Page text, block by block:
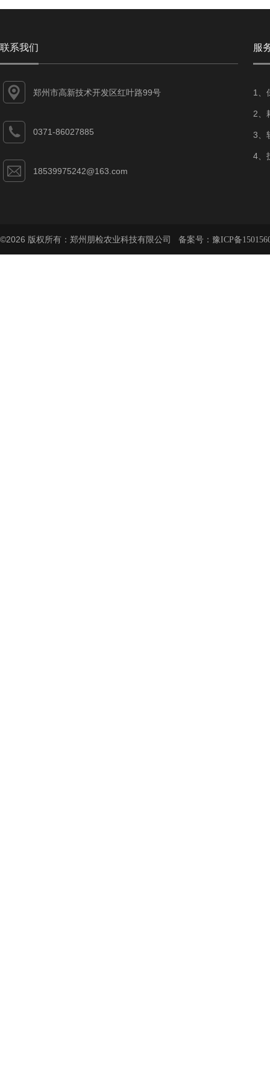
联系我们
郑州市高新技术开发区红叶路99号
0371-86027885
18539975242@163.com
服
1、
2、
3、
4、
©2026 版权所有：郑州朋检农业科技有限公司 备案号： 豫ICP备